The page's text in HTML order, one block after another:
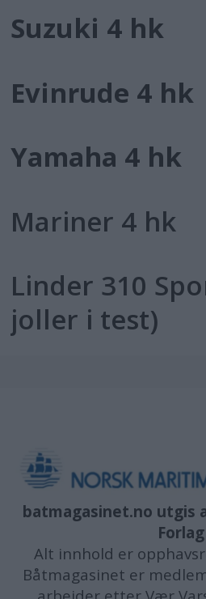
Suzuki 4 hk
Evinrude 4 hk
Yamaha 4 hk
Mariner 4 hk
Linder 310
joller i test)
batmagasinet.no utgis
Forlag
Alt innhold er
Båtmagasinet er